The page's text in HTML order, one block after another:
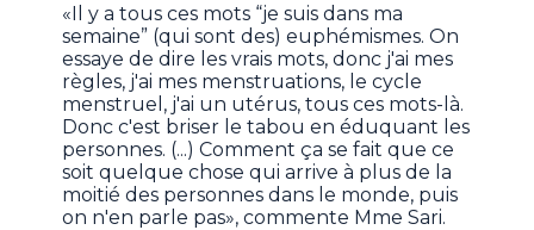
«Il y a tous ces mots “je suis dans ma
semaine” (qui sont des) euphémismes. On
essaye de dire les vrais mots, donc j'ai mes
règles, j'ai mes menstruations, le cycle
menstruel, j'ai un utérus, tous ces mots-là.
Donc c'est briser le tabou en éduquant les
personnes. (...) Comment ça se fait que ce
soit quelque chose qui arrive à plus de la
moitié des personnes dans le monde, puis
on n'en parle pas», commente Mme Sari.